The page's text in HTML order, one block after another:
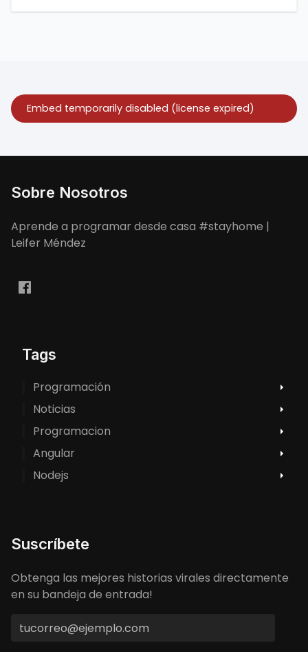
Sobre Nosotros
Aprende a programar desde casa #stayhome |
Leifer Méndez
Tags
Programación
Noticias
Programacion
Angular
Nodejs
Suscríbete
Obtenga las mejores historias virales directamente
en su bandeja de entrada!